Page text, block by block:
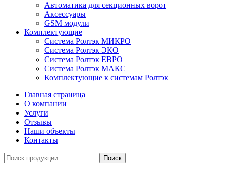
Автоматика для секционных ворот
Аксессуары
GSM модули
Комплектующие
Система Ролтэк МИКРО
Система Ролтэк ЭКО
Система Ролтэк ЕВРО
Система Ролтэк МАКС
Комплектующие к системам Ролтэк
Главная страница
О компании
Услуги
Отзывы
Наши объекты
Контакты